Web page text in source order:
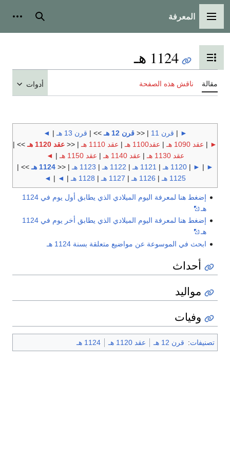
القائمة الرئيسية
المعرفة بحث
تبديل عرض جدول المحتويات
1124 هـ
مقالة ناقش هذه الصفحة أدوات
►
| قرن 11 | <<قرن 12 هـ >> | قرن 13 هـ |
◄
►
| عقد 1090 هـ | عقد1100 هـ | عقد 1110 هـ | << عقد 1120 هـ
>> |
عقد 1130 هـ
| عقد 1140 هـ | عقد 1150 هـ |
◄
►
|
►
|1120 هـ | 1121 هـ | 1122 هـ | 1123 هـ | <<1124 هـ
>> |
1125 هـ
| 1126 هـ | 1127 هـ | 1128 هـ |
◄
|
◄
إضغط هنا لمعرفة اليوم الميلادي الذي يطابق أول يوم في 1124
هـ
إضغط هنا لمعرفة اليوم الميلادي الذي يطابق أخر يوم في 1124
هـ
ابحث في الموسوعة عن مواضيع متعلقة بسنة 1124 هـ
أحداث
مواليد
وفيات
تصنيفات: قرن 12 هـ عقد 1120 هـ 1124 هـ